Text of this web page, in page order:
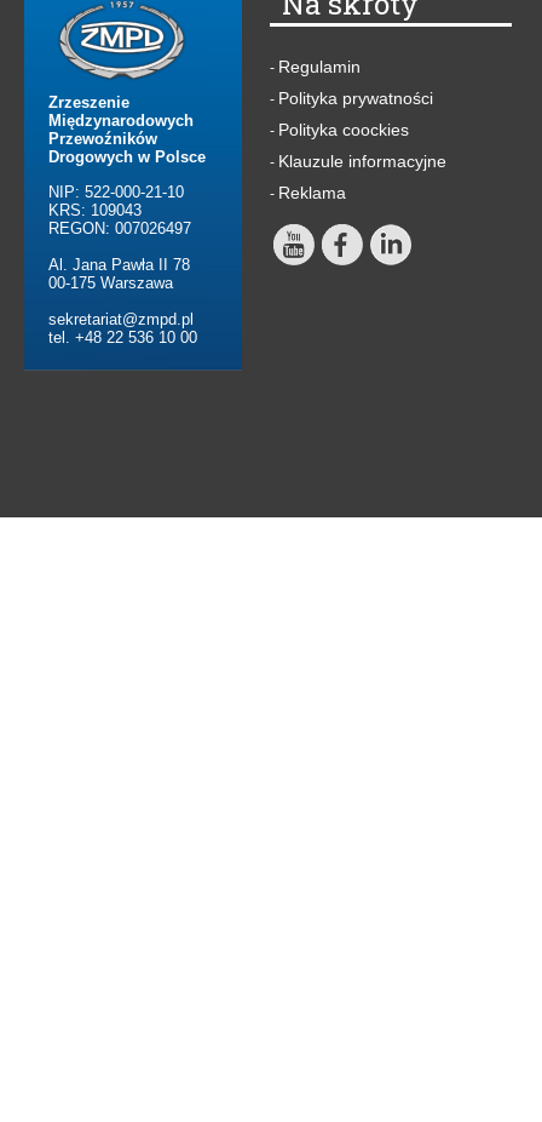
Zrzeszenie
Międzynarodowych
Przewoźników
Drogowych w Polsce
NIP: 522-000-21-10
KRS: 109043
REGON: 007026497
Al. Jana Pawła II 78
00-175 Warszawa
sekretariat@zmpd.pl
tel. +48 22 536 10 00
- Regulamin
- Polityka prywatności
- Polityka coockies
- Klauzule informacyjne
- Reklama